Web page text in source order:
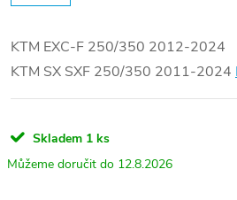
KTM EXC-F 250/350 2012-2024
KTM SX SXF 250/350 2011-2024
Skladem 1 ks
12.8.2026